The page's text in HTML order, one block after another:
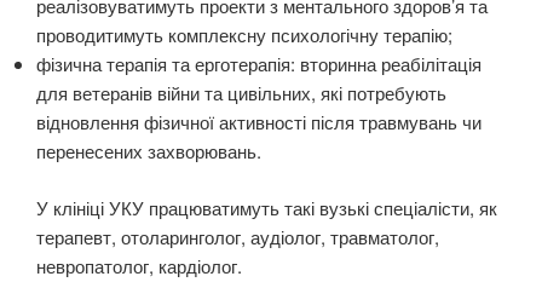
реалізовуватимуть проекти з ментального здоров’я та
проводитимуть комплексну психологічну терапію;
фізична терапія та ерготерапія: вторинна реабілітація
для ветеранів війни та цивільних, які потребують
відновлення фізичної активності після травмувань чи
перенесених захворювань.
У клініці УКУ працюватимуть такі вузькі спеціалісти, як
терапевт, отоларинголог, аудіолог, травматолог,
невропатолог, кардіолог.